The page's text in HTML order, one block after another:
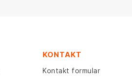
KONTAKT
Kontakt formular